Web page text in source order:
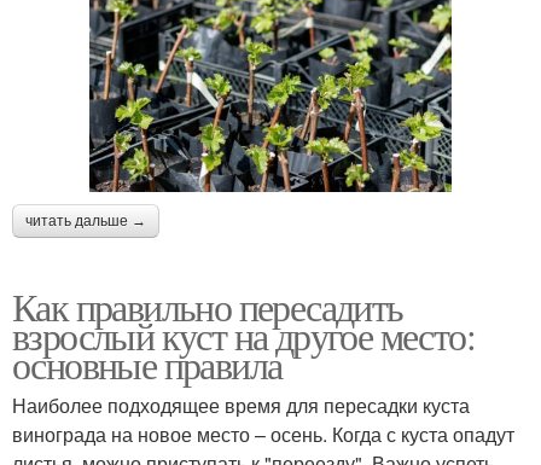
читать дальше →
Как правильно пересадить
взрослый куст на другое место:
основные правила
Наиболее подходящее время для пересадки куста
винограда на новое место – осень. Когда с куста опадут